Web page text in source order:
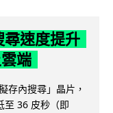
尋速度提升
端
存內搜尋」晶片，
至 36 皮秒（即